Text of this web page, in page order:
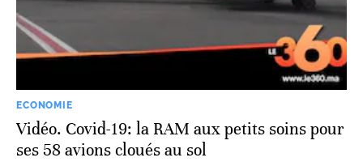
ECONOMIE
Vidéo. Covid-19: la RAM aux petits soins pour
ses 58 avions cloués au sol